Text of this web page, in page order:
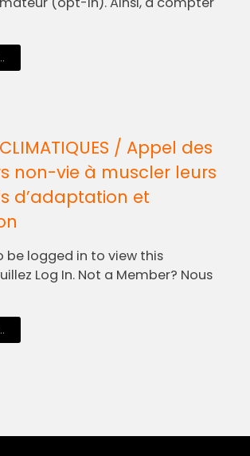
CLIMATIQUES / Appel des
non-vie à muscler leurs
d’adaptation et
be logged in to view this
Log In. Not a Member? Nous